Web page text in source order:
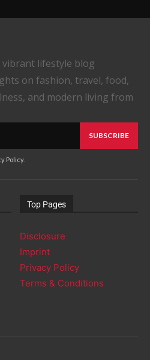
vibrant lifestyle blog
on fashion, travel, food,
and modern living from
SUBSCRIBE
Policy.
Top Pages
Disclosure
Imprint
Privacy Policy
Terms & Conditions